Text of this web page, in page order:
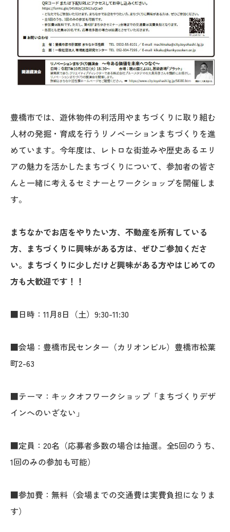
豊橋市では、遊休物件の利活用やまちづくりに取り組む
人材の発掘・育成を行うリノベーションまちづくりを進
めています。今年度は、レトロな街並みや歴史あるエリ
アの魅力を活かしたまちづくりについて、参加者の皆さ
んと一緒に考えるセミナーとワークショップを開催しま
す。
まちなかでお店をやりたい方、不動産を所有している
方、まちづくりに興味がある方は、ぜひご参加くださ
い。まちづくりに少しだけど興味がある方やはじめての
方も大歓迎です！！
■日時：11月8日（土）9:30-11:30
■会場：豊橋市民センター（カリオンビル）豊橋市松葉
町2-63
■テーマ：キックオフワークショップ「まちづくりデザ
インへのいざない」
■定員：20名（応募者多数の場合は抽選。全5回のうち、
1回のみの参加も可能）
■参加費：無料（会場までの交通費は実費負担になりま
す）